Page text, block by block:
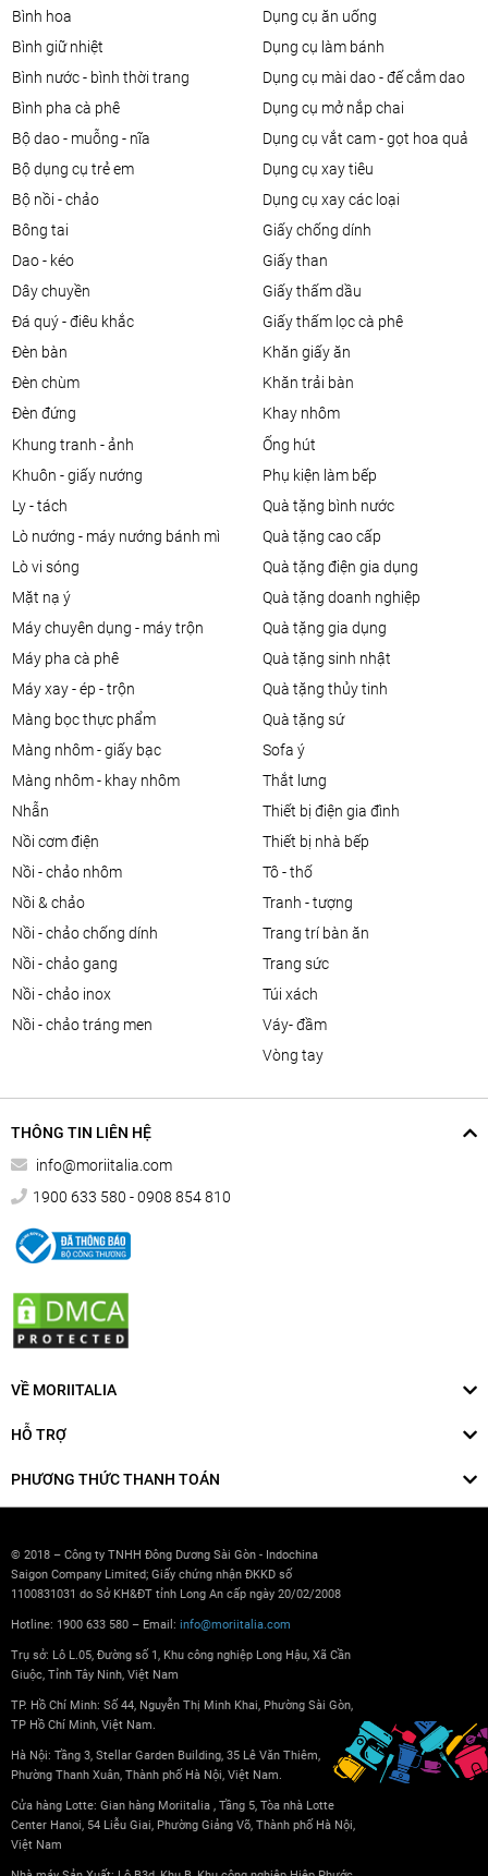
bình hoa
bình giữ nhiệt
bình nước - bình thời trang
bình pha cà phê
bộ dao - muỗng - nĩa
bộ dụng cụ trẻ em
bộ nồi - chảo
bông tai
dao - kéo
dây chuyền
đá quý - điêu khắc
đèn bàn
đèn chùm
đèn đứng
dụng cụ ăn uống
dụng cụ làm bánh
dụng cụ mài dao - đế cắm dao
dụng cụ mở nắp chai
dụng cụ vắt cam - gọt hoa quả
dụng cụ xay tiêu
dụng cụ xay các loại
giấy chống dính
giấy than
giấy thấm dầu
giấy thấm lọc cà phê
khăn giấy ăn
khăn trải bàn
khay nhôm
khung tranh - ảnh
khuôn - giấy nướng
ly - tách
lò nướng - máy nướng bánh mì
lò vi sóng
mặt nạ ý
máy chuyên dụng - máy trộn
máy pha cà phê
máy xay - ép - trộn
màng bọc thực phẩm
màng nhôm - giấy bạc
màng nhôm - khay nhôm
nhẫn
nồi cơm điện
nồi - chảo nhôm
nồi & chảo
nồi - chảo chống dính
nồi - chảo gang
nồi - chảo inox
nồi - chảo tráng men
ống hút
phụ kiện làm bếp
quà tặng bình nước
quà tặng cao cấp
quà tặng điện gia dụng
quà tặng doanh nghiệp
quà tặng gia dụng
quà tặng sinh nhật
quà tặng thủy tinh
quà tặng sứ
sofa ý
thắt lưng
thiết bị điện gia đình
thiết bị nhà bếp
tô - thố
tranh - tượng
trang trí bàn ăn
trang sức
túi xách
váy- đầm
vòng tay
THÔNG TIN LIÊN HỆ
info@moriitalia.com
1900 633 580 - 0908 854 810
VỀ MORIITALIA
HỖ TRỢ
PHƯƠNG THỨC THANH TOÁN
© 2018 – Công ty TNHH Đông Dương Sài Gòn - Indochina
Saigon Company Limited; Giấy chứng nhận ĐKKD số
1100831031 do Sở KH&ĐT tỉnh Long An cấp ngày 20/02/2008
Hotline: 1900 633 580 – Email: info@moriitalia.com
Trụ sở: Lô L.05, Đường số 1, Khu công nghiệp Long Hậu, Xã Cần
Giuộc, Tỉnh Tây Ninh, Việt Nam
TP. Hồ Chí Minh: Số 44, Nguyễn Thị Minh Khai, Phường Sài Gòn,
TP Hồ Chí Minh, Việt Nam.
Hà Nội: Tầng 3, Stellar Garden Building, 35 Lê Văn Thiêm,
Phường Thanh Xuân, Thành phố Hà Nội, Việt Nam.
Cửa hàng Lotte: Gian hàng Moriitalia , Tầng 5, Tòa nhà Lotte
Center Hanoi, 54 Liễu Giai, Phường Giảng Võ, Thành phố Hà Nội,
Việt Nam